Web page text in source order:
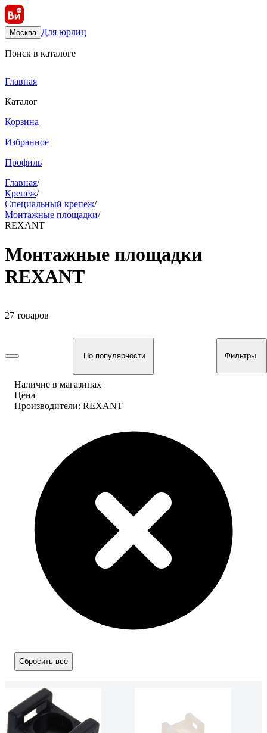
Москва Для юрлиц
Поиск в каталоге
Главная
Каталог
Корзина
Избранное
Профиль
Главная/
Крепёж/
Специальный крепеж/
Монтажные площадки/
REXANT
Монтажные площадки
REXANT
27 товаров
По популярности Фильтры
Наличие в магазинах
Цена
Производители: REXANT
Сбросить всё